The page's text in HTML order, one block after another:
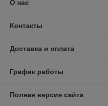
О нас
Контакты
Доставка и оплата
График работы
Полная версия сайта